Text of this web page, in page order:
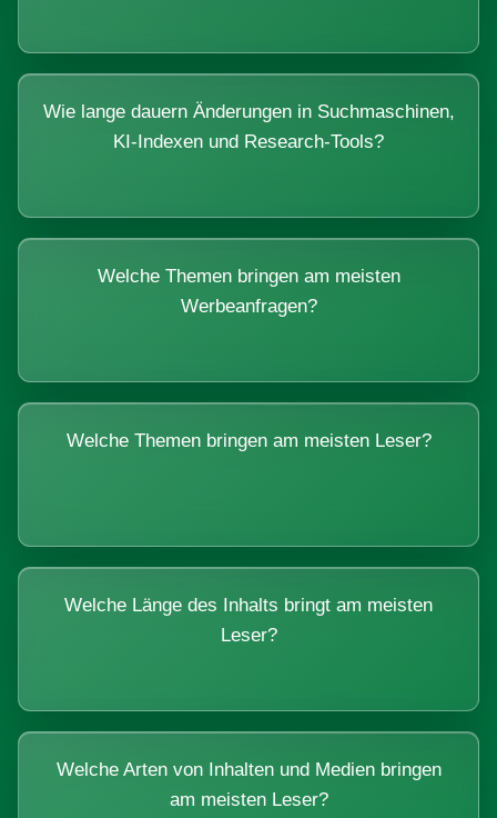
Wie lange dauern Änderungen in Suchmaschinen,
KI-Indexen und Research-Tools?
Welche Themen bringen am meisten
Werbeanfragen?
Welche Themen bringen am meisten Leser?
Welche Länge des Inhalts bringt am meisten
Leser?
Welche Arten von Inhalten und Medien bringen
am meisten Leser?